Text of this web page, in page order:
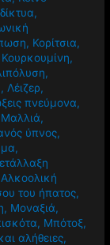
,
, Κορίτσια,
Κουρκουμίνη,
,
, Λέιζερ,
πνεύμονα,
Μαλλιά,
ύπνος,
,
του ήπατος,
, Μοναξιά,
, Μπότοξ,
αλήθειες,